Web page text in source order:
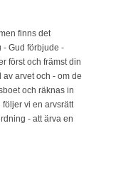
finns det
- Gud förbjude -
först och främst din
arvet och - om de
och räknas in
vi en arvsrätt
- att ärva en